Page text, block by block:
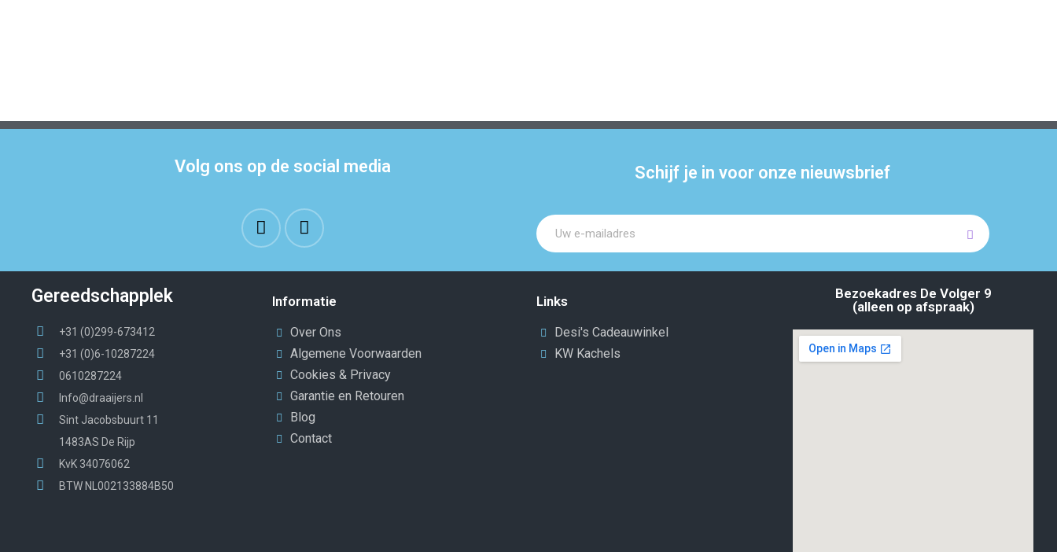
Volg ons op de social media Schijf je in voor onze nieuwsbrief
Gereedschapplek
+31 (0)299-673412
+31 (0)6-10287224
0610287224
Info@draaijers.nl
Sint Jacobsbuurt 11
1483AS De Rijp
KvK 34076062
BTW NL002133884B50
Informatie
Over Ons
Algemene Voorwaarden
Cookies & Privacy
Garantie en Retouren
Blog
Contact
Links
Desi's Cadeauwinkel
KW Kachels
Bezoekadres De Volger 9
(alleen op afspraak)